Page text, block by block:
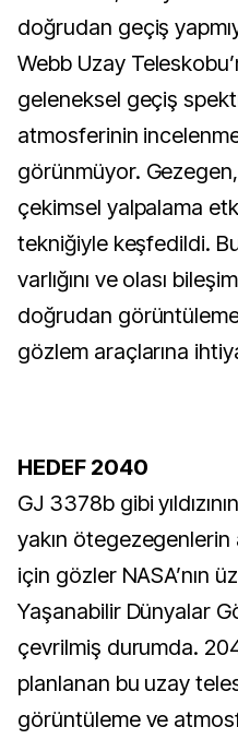
doğrudan geçiş
Webb Uzay
geleneksel geçiş
atmosferinin
görünmüyor. Gezegen,
çekimsel yalpalama
tekniğiyle keşfedildi.
varlığını ve olası
doğrudan
gözlem araçlarına
HEDEF 2040
GJ 3378b gibi
yakın
için gözler NASA’nın
Yaşanabilir Dünyalar
çevrilmiş durumda.
planlanan bu uzay
görüntüleme ve